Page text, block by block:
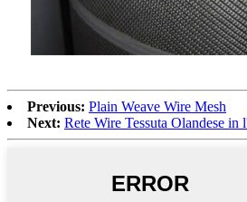
Previous: Plain Weave Wire Mesh
Next: Rete Wire Tessuta Olandese in